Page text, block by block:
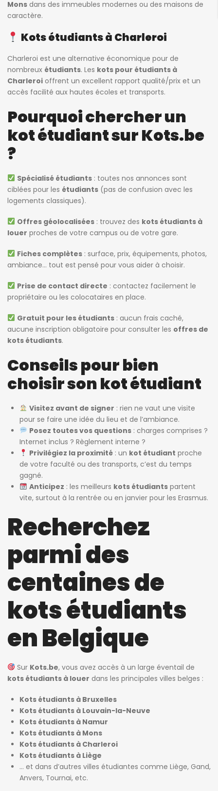
Mons dans des immeubles modernes ou des maisons de
caractère.
Kots étudiants à Charleroi
Charleroi est une alternative économique pour de
nombreux étudiants. Les kots pour étudiants à
Charleroi offrent un excellent rapport qualité/prix et un
accès facilité aux hautes écoles et transports.
Pourquoi chercher un
kot étudiant sur Kots.be
?
Spécialisé étudiants: toutes nos annonces sont
ciblées pour les étudiants (pas de confusion avec les
logements classiques).
Offres géolocalisées: trouvez des kots étudiants à
louer proches de votre campus ou de votre gare.
Fiches complètes: surface, prix, équipements, photos,
ambiance… tout est pensé pour vous aider à choisir.
Prise de contact directe : contactez facilement le
propriétaire ou les colocataires en place.
Gratuit pour les étudiants: aucun frais caché,
aucune inscription obligatoire pour consulter les offres de
kots étudiants.
Conseils pour bien
choisir son kot étudiant
Visitez avant de signer : rien ne vaut une visite
pour se faire une idée du lieu et de l’ambiance.
Posez toutes vos questions: charges comprises ?
Internet inclus ? Règlement interne ?
Privilégiez la proximité: un kot étudiant proche
de votre faculté ou des transports, c’est du temps
gagné.
Anticipez : les meilleurs kots étudiantspartent
vite, surtout à la rentrée ou en janvier pour les Erasmus.
Recherchez
parmi des
centaines de
kots étudiants
en Belgique
Sur Kots.be, vous avez accès à un large éventail de
kots étudiants à louer dans les principales villes belges :
Kots étudiants à Bruxelles
Kots étudiants à Louvain-la-Neuve
Kots étudiants à Namur
Kots étudiants à Mons
Kots étudiants à Charleroi
Kots étudiants à Liège
… et dans d’autres villes étudiantes comme Liège, Gand,
Anvers, Tournai, etc.